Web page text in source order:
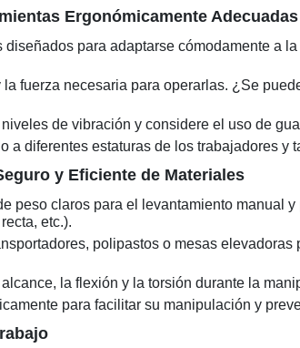
Ergonómicamente Adecuadas
para adaptarse cómodamente a
fuerza necesaria para operarlas. ¿Se
de vibración y considere el uso de
a diferentes estaturas de los trabajadores y
y Eficiente de Materiales
peso claros para el levantamiento manual
etc.).
polipastos o mesas
la flexión y la torsión durante la
para facilitar su manipulación y